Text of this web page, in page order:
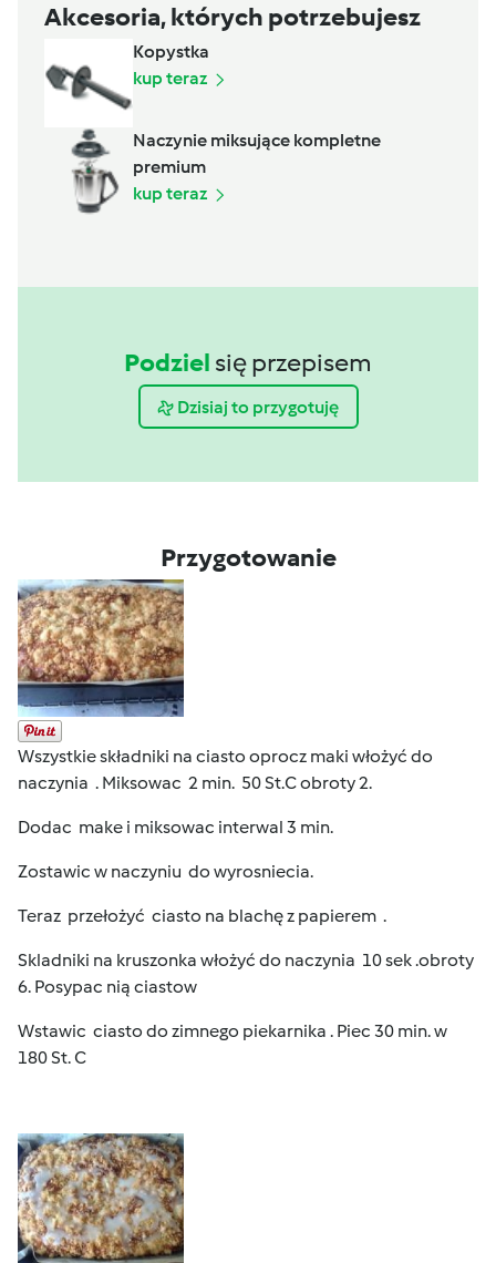
Akcesoria, których potrzebujesz
Kopystka
kup teraz
Naczynie miksujące kompletne
premium
kup teraz
Podziel się przepisem
Dzisiaj to przygotuję
Przygotowanie
Wszystkie składniki na ciasto oprocz maki włożyć do
naczynia . Miksowac 2 min. 50 St.C obroty 2.
Dodac make i miksowac interwal 3 min.
Zostawic w naczyniu do wyrosniecia.
Teraz przełożyć ciasto na blachę z papierem .
Skladniki na kruszonka włożyć do naczynia 10 sek .obroty
6. Posypac nią ciastow
Wstawic ciasto do zimnego piekarnika . Piec 30 min. w
180 St. C